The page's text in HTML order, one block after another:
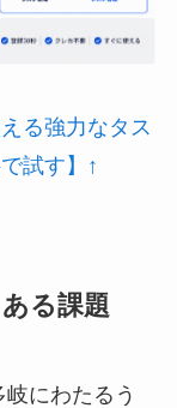
る強力なタス
試す】↑
る課題
にわたるう